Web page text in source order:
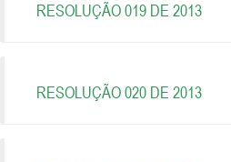
RESOLUÇÃO 019 DE 2013
RESOLUÇÃO 020 DE 2013